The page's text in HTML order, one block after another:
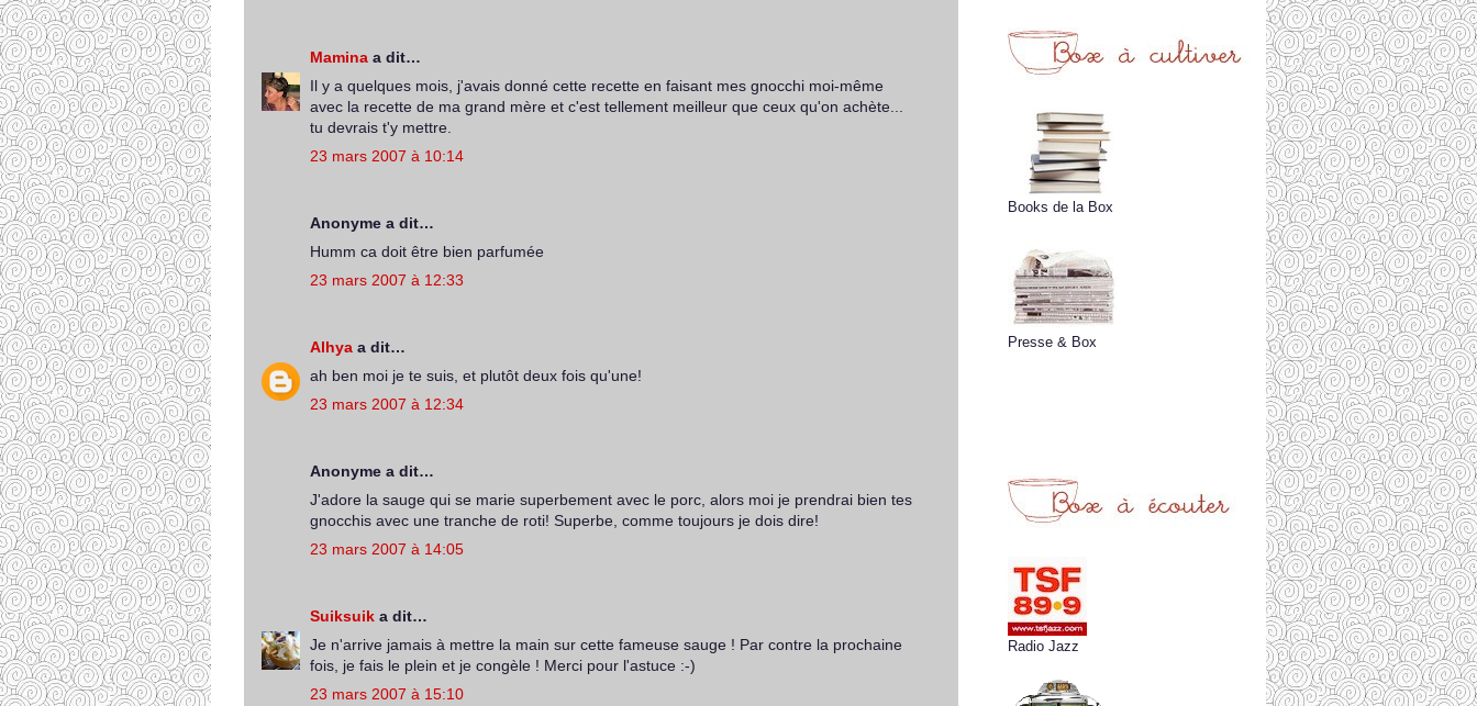
Mamina a dit…
Il y a quelques mois, j'avais donné cette recette en faisant mes gnocchi moi-même
avec la recette de ma grand mère et c'est tellement meilleur que ceux qu'on achète...
tu devrais t'y mettre.
23 mars 2007 à 10:14
Anonyme a dit…
Humm ca doit être bien parfumée
23 mars 2007 à 12:33
Alhya a dit…
ah ben moi je te suis, et plutôt deux fois qu'une!
23 mars 2007 à 12:34
Anonyme a dit…
J'adore la sauge qui se marie superbement avec le porc, alors moi je prendrai bien tes
gnocchis avec une tranche de roti! Superbe, comme toujours je dois dire!
23 mars 2007 à 14:05
Suiksuik a dit…
Je n'arrive jamais à mettre la main sur cette fameuse sauge ! Par contre la prochaine
fois, je fais le plein et je congèle ! Merci pour l'astuce :-)
23 mars 2007 à 15:10
Books de la Box
Presse & Box
Radio Jazz